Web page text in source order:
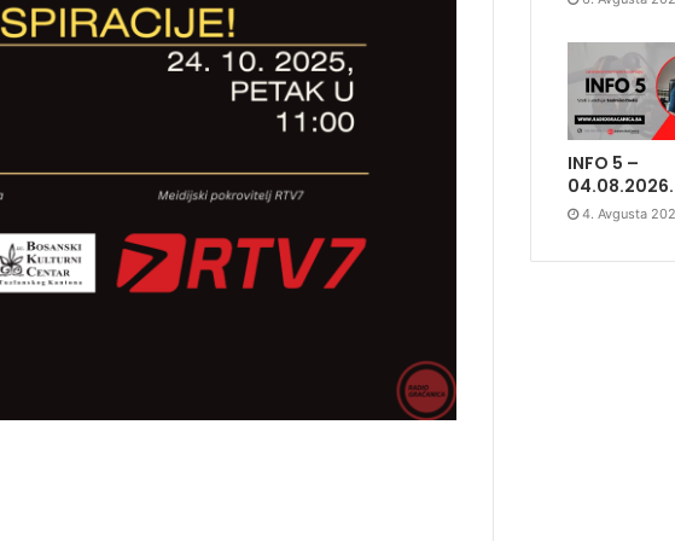
INFO 5 –
04.08.2026.
4. Avgusta